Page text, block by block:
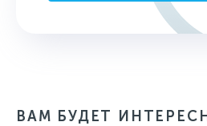
ВАМ БУДЕТ